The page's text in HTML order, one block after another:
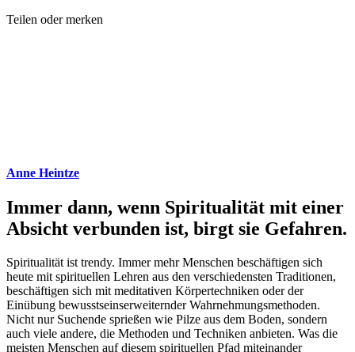
Teilen oder merken
Anne Heintze
Immer dann, wenn Spiritualität mit einer
Absicht verbunden ist, birgt sie Gefahren.
Spiritualität ist trendy. Immer mehr Menschen beschäftigen sich
heute mit spirituellen Lehren aus den verschiedensten Traditionen,
beschäftigen sich mit meditativen Körpertechniken oder der
Einübung bewusstseinserweiternder Wahrnehmungsmethoden.
Nicht nur Suchende sprießen wie Pilze aus dem Boden, sondern
auch viele andere, die Methoden und Techniken anbieten. Was die
meisten Menschen auf diesem spirituellen Pfad miteinander